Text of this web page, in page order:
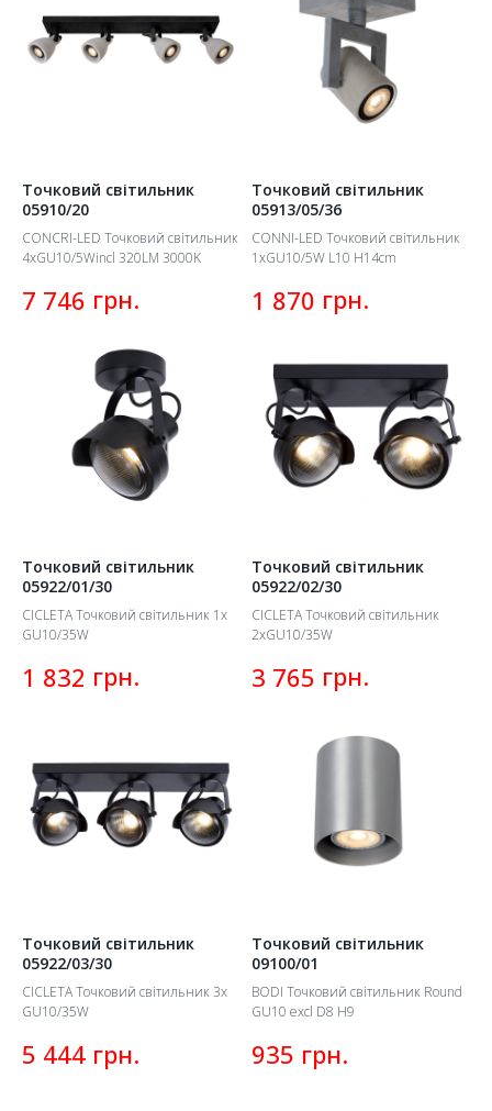
Точковий світильник
05910/20
CONCRI-LED Точковий світильник
4xGU10/5Wincl 320LM 3000K
7 746 грн.
Точковий світильник
05913/05/36
CONNI-LED Точковий світильник
1xGU10/5W L10 H14cm
1 870 грн.
Точковий світильник
05922/01/30
CICLETA Точковий світильник 1x
GU10/35W
1 832 грн.
Точковий світильник
05922/02/30
CICLETA Точковий світильник
2xGU10/35W
3 765 грн.
Точковий світильник
05922/03/30
CICLETA Точковий світильник 3x
GU10/35W
5 444 грн.
Точковий світильник
09100/01
BODI Точковий світильник Round
GU10 excl D8 H9
935 грн.